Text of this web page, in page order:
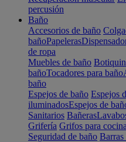
percusión
Baño
Accesorios de baño
bañoPapeleras
de ropa
Muebles de baño
bañoTocadores para baño
baño
Espejos de baño Espejos
iluminadosEspejos de
Sanitarios Bañeras
Grifería Grifos para cocina
Seguridad de baño Barras